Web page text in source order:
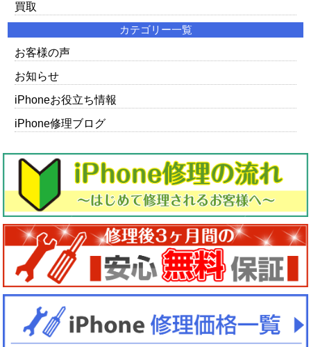
買取
カテゴリー一覧
お客様の声
お知らせ
iPhoneお役立ち情報
iPhone修理ブログ